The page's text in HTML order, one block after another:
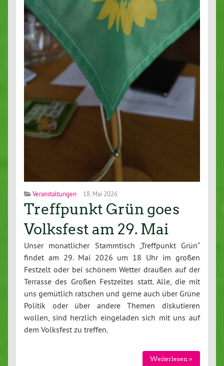
Veranstaltungen 18. Mai 2026
Treffpunkt Grün goes
Volksfest am 29. Mai
Unser monatlicher Stammtisch „Treffpunkt Grün“
findet am 29. Mai 2026 um 18 Uhr im großen
Festzelt oder bei schönem Wetter draußen auf der
Terrasse des Großen Festzeltes statt. Alle, die mit
uns gemütlich ratschen und gerne auch über Grüne
Politik oder über andere Themen diskutieren
wollen, sind herzlich eingeladen sich mit uns auf
dem Volksfest zu treffen.
Weiterlesen »